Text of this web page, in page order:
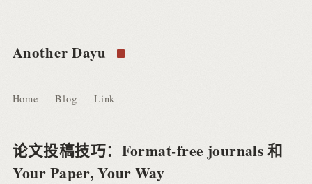
Another Dayu
Home Blog Link
论文投稿技巧：Format-free journals 和
Your Paper, Your Way